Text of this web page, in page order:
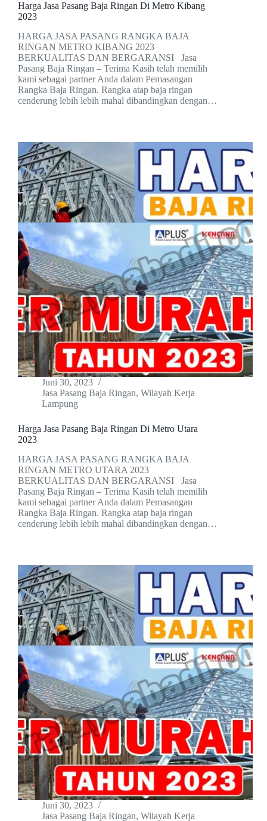
Harga Jasa Pasang Baja Ringan Di Metro Kibang
2023
HARGA JASA PASANG RANGKA BAJA
RINGAN METRO KIBANG 2023
BERKUALITAS DAN BERGARANSI Jasa
Pasang Baja Ringan – Terima Kasih telah memilih
kami sebagai partner Anda dalam Pemasangan
Rangka Baja Ringan. Rangka atap baja ringan
cenderung lebih lebih mahal dibandingkan dengan…
Juni 30, 2023
Jasa Pasang Baja Ringan, Wilayah Kerja
Lampung
Harga Jasa Pasang Baja Ringan Di Metro Utara
2023
HARGA JASA PASANG RANGKA BAJA
RINGAN METRO UTARA 2023
BERKUALITAS DAN BERGARANSI Jasa
Pasang Baja Ringan – Terima Kasih telah memilih
kami sebagai partner Anda dalam Pemasangan
Rangka Baja Ringan. Rangka atap baja ringan
cenderung lebih lebih mahal dibandingkan dengan…
Juni 30, 2023
Jasa Pasang Baja Ringan, Wilayah Kerja